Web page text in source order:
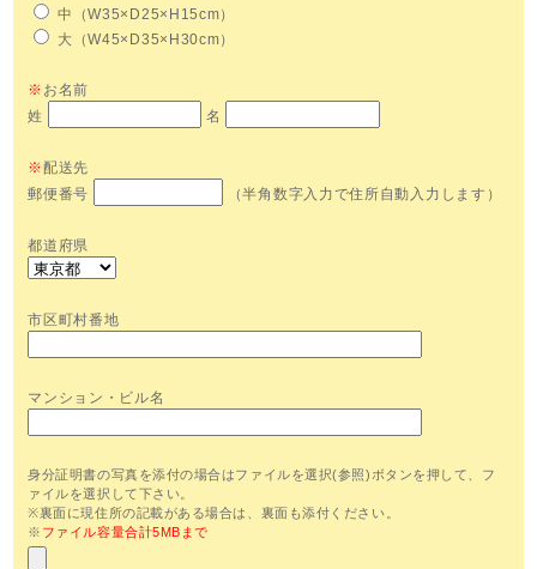
中（W35×D25×H15cm）
大（W45×D35×H30cm）
※ お名前
姓
名
※ 配送先
郵便番号
（半角数字入力で住所自動入力します）
都道府県
市区町村番地
マンション・ビル名
身分証明書の写真を添付の場合はファイルを選択(参照)ボタンを押して、フ
ァイルを選択して下さい。
※裏面に現住所の記載がある場合は、裏面も添付ください。
※ ファイル容量合計5MBまで